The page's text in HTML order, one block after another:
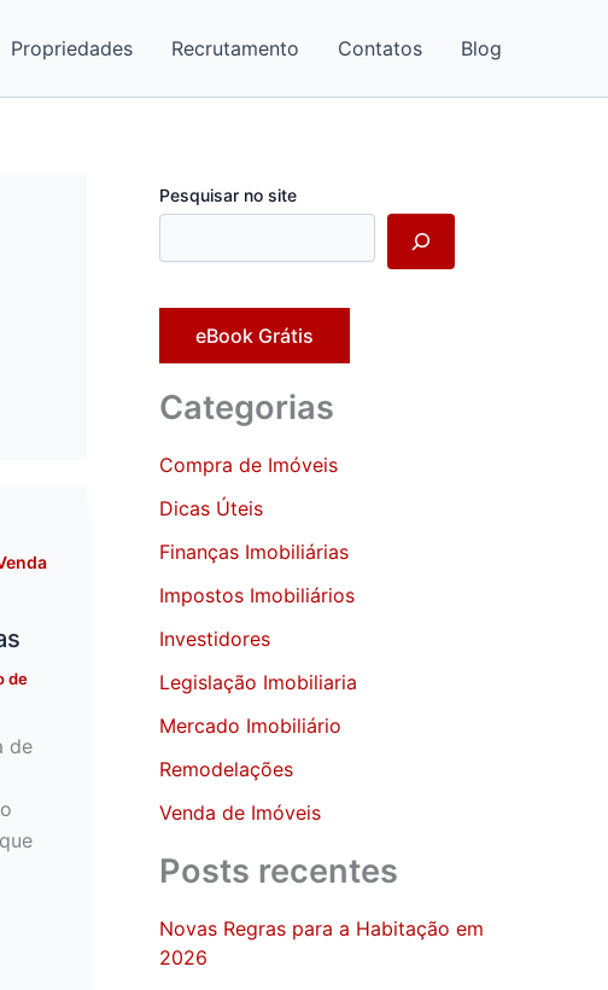
Propriedades Recrutamento Contatos Blog
de
de
Pesquisar no site
eBook Grátis
Categorias
Compra de Imóveis
Dicas Úteis
Finanças Imobiliárias
Impostos Imobiliários
Investidores
Legislação Imobiliaria
Mercado Imobiliário
Remodelações
Venda de Imóveis
Posts recentes
Novas Regras para a Habitação em
2026